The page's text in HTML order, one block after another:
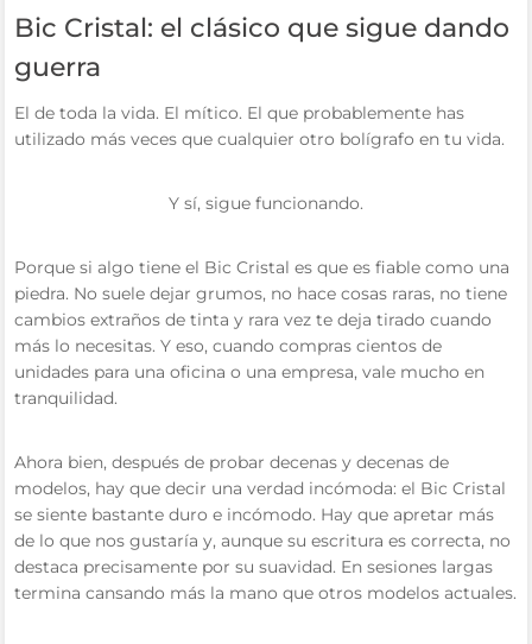
Bic Cristal: el clásico que sigue dando
guerra
El de toda la vida. El mítico. El que probablemente has
utilizado más veces que cualquier otro bolígrafo en tu vida.
Y sí, sigue funcionando.
Porque si algo tiene el Bic Cristal es que es fiable como una
piedra. No suele dejar grumos, no hace cosas raras, no tiene
cambios extraños de tinta y rara vez te deja tirado cuando
más lo necesitas. Y eso, cuando compras cientos de
unidades para una oficina o una empresa, vale mucho en
tranquilidad.
Ahora bien, después de probar decenas y decenas de
modelos, hay que decir una verdad incómoda: el Bic Cristal
se siente bastante duro e incómodo. Hay que apretar más
de lo que nos gustaría y, aunque su escritura es correcta, no
destaca precisamente por su suavidad. En sesiones largas
termina cansando más la mano que otros modelos actuales.